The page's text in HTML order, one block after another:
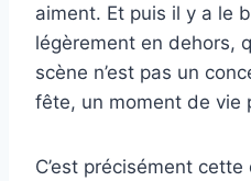
aiment. Et puis il y a le
légèrement en dehors,
scène n’est pas un
fête, un moment de vie
C’est précisément